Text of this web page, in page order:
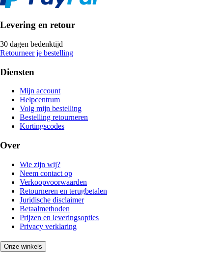
Levering en retour
30 dagen bedenktijd
Retourneer je bestelling
Diensten
Mijn account
Helpcentrum
Volg mijn bestelling
Bestelling retourneren
Kortingscodes
Over
Wie zijn wij?
Neem contact op
Verkoopvoorwaarden
Retourneren en terugbetalen
Juridische disclaimer
Betaalmethoden
Prijzen en leveringsopties
Privacy verklaring
Onze winkels